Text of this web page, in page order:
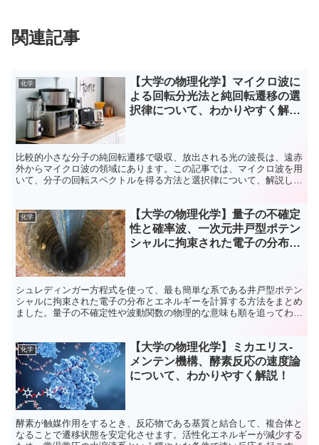
関連記事
化学
【大学の物理化学】マイクロ波に
よる回転分光法と純回転遷移の選
択律について、わかりやすく解
比較的小さな分子の純回転遷移で吸収、放出される光の波長は、遠赤
外からマイクロ波の領域にあります。この記事では、マイクロ波を用
いて、分子の回転スペクトルを得る方法と選択律について、解説して
化学
【大学の物理化学】量子の不確定
性と確率波、一次元井戸型ポテン
シャルに拘束された電子の分布に
シュレディンガー方程式を使って、最も簡単な系である井戸型ポテン
シャルに拘束された電子の分布とエネルギーを計算する方法をまとめ
ました。量子の不確定性や波動関数の物理的な意味も順を追ってわか
化学
【大学の物理化学】ミカエリス-
メンテン機構、酵素反応の速度論
について、わかりやすく解説！
酵素が触媒作用をするとき、反応物である基質と結合して、複合体と
なることで遷移状態を安定化させます。活性化エネルギーが減少する